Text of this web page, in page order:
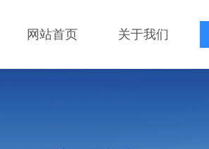
网站首页 关于我们